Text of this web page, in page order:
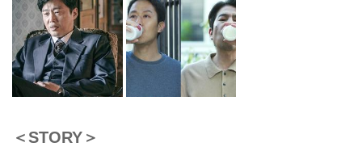
＜STORY＞